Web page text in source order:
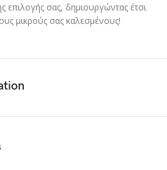
επιλογής σας, δημιουργώντας έτσι
μικρούς σας καλεσμένους!